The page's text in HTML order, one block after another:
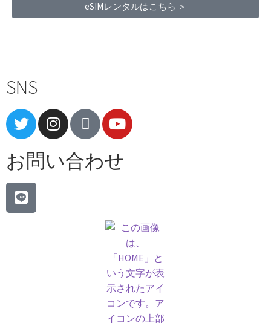
eSIMレンタルはこちら ＞
SNS
お問い合わせ